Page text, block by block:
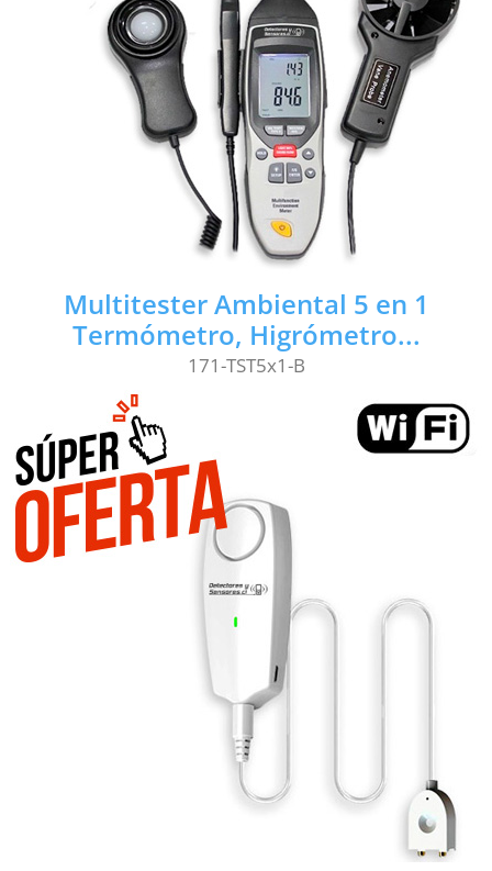
Multitester Ambiental 5 en 1
Termómetro, Higrómetro...
171-TST5x1-B